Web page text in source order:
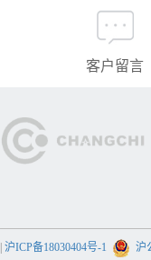
客户留言
沪ICP备18030404号-1 沪